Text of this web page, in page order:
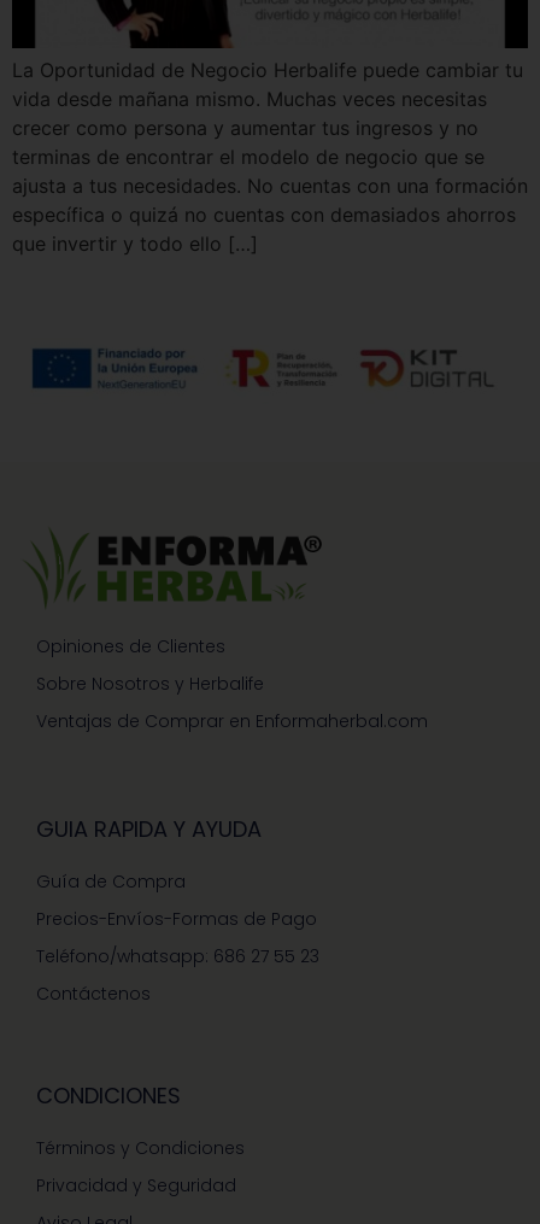
La Oportunidad de Negocio Herbalife puede cambiar tu
vida desde mañana mismo. Muchas veces necesitas
crecer como persona y aumentar tus ingresos y no
terminas de encontrar el modelo de negocio que se
ajusta a tus necesidades. No cuentas con una formación
específica o quizá no cuentas con demasiados ahorros
que invertir y todo ello […]
Opiniones de Clientes
Sobre Nosotros y Herbalife
Ventajas de Comprar en Enformaherbal.com
GUIA RAPIDA Y AYUDA
Guía de Compra
Precios-Envíos-Formas de Pago
Teléfono/whatsapp: 686 27 55 23
Contáctenos
CONDICIONES
Términos y Condiciones
Privacidad y Seguridad